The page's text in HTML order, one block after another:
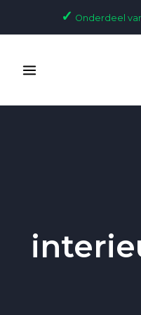
✓ Onderdeel
MENU